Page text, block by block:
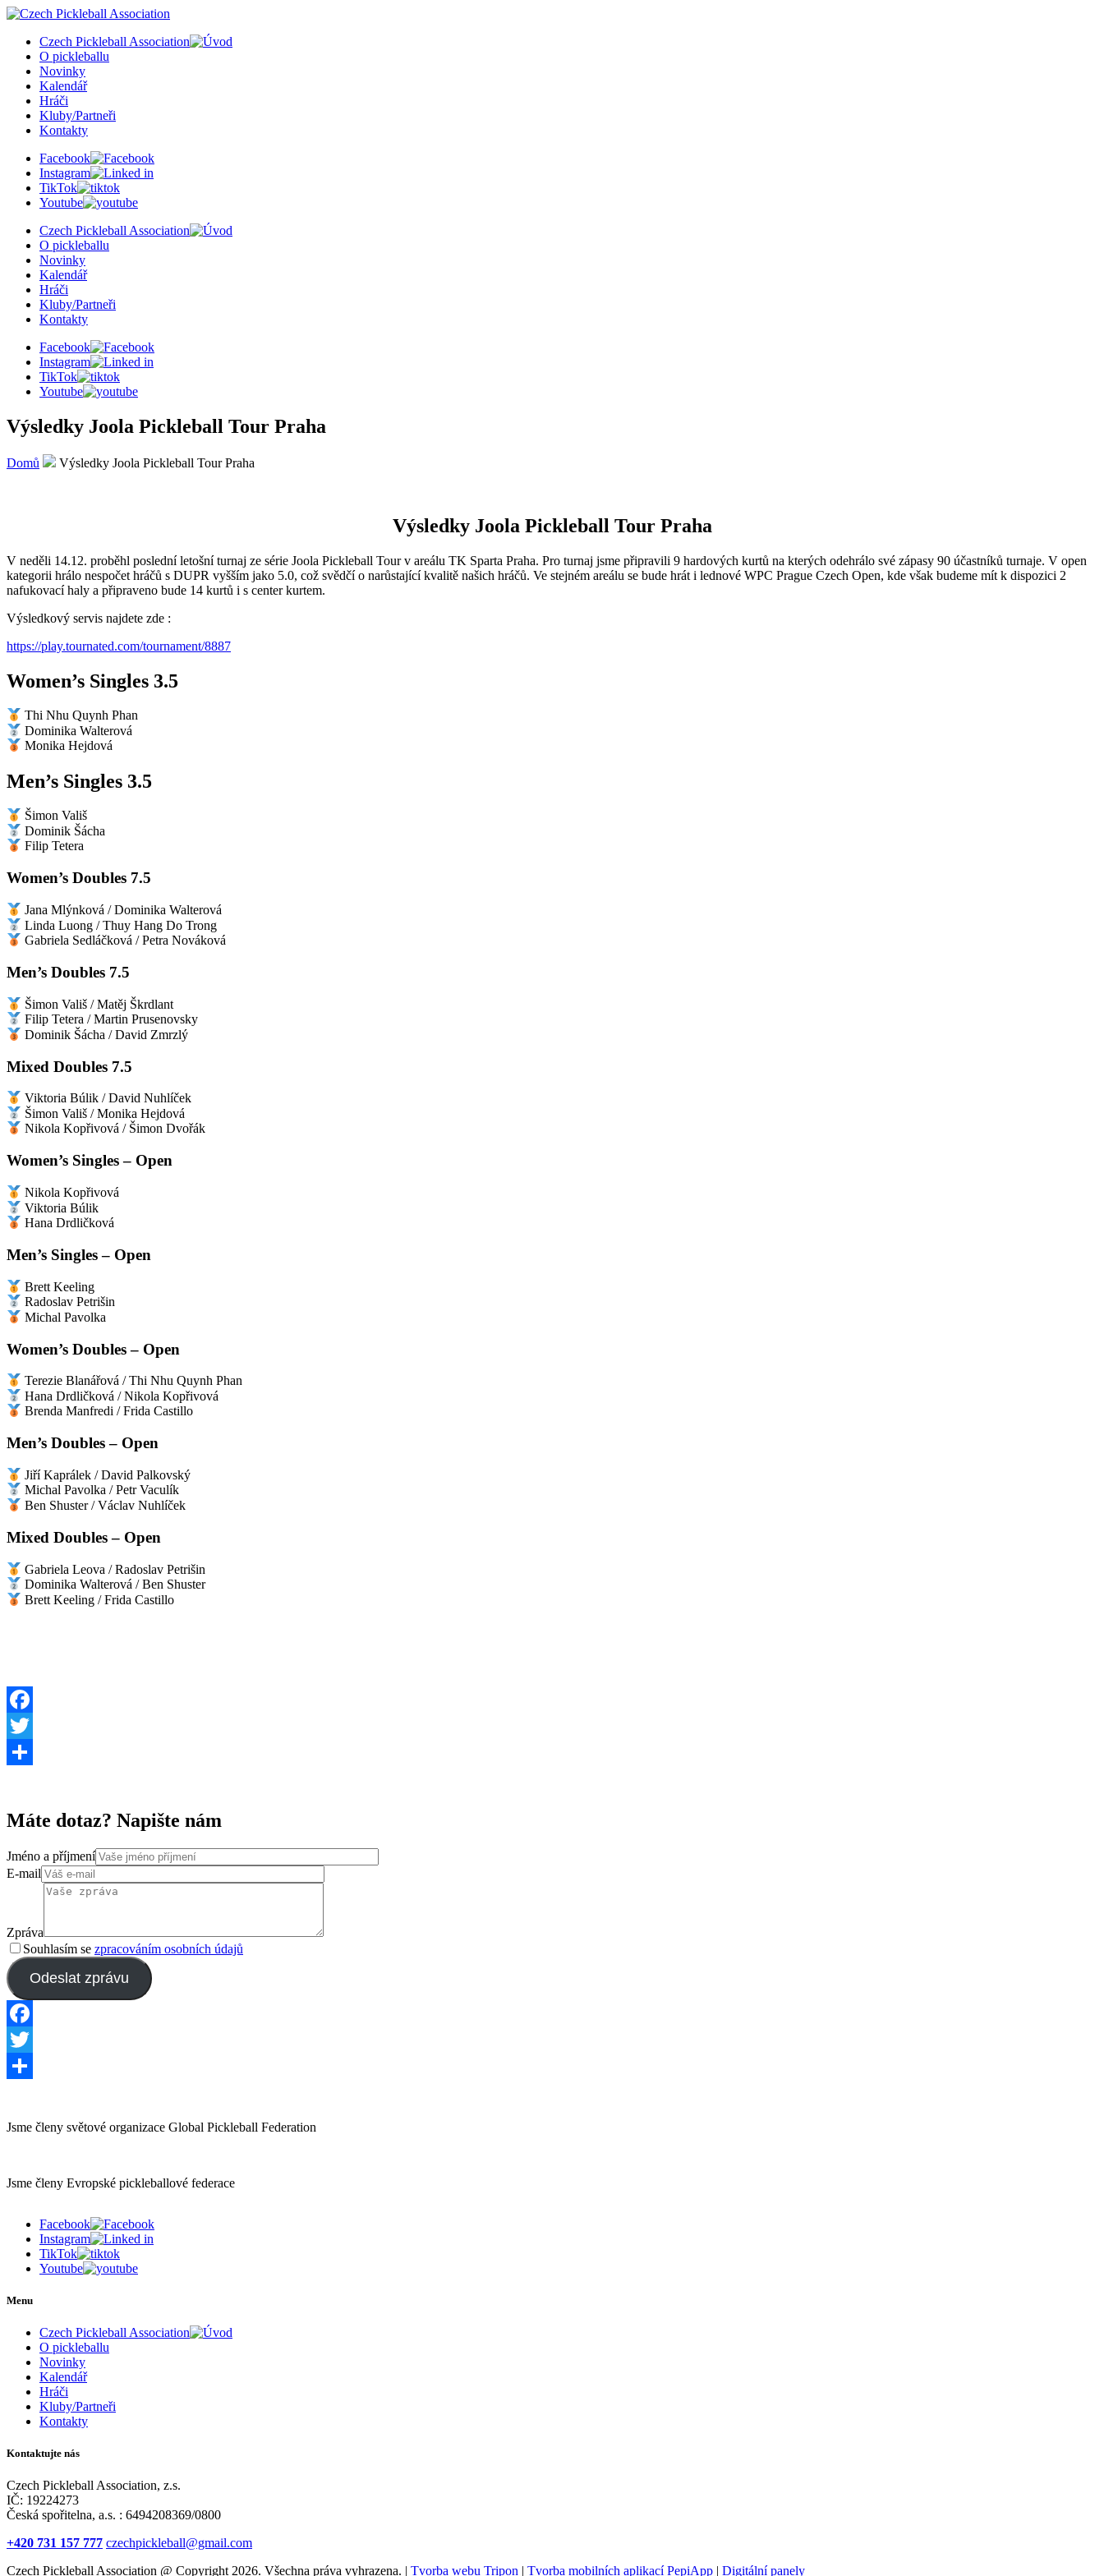
Czech Pickleball Association
O pickleballu
Novinky
Kalendář
Hráči
Kluby/Partneři
Kontakty
Facebook
Instagram
TikTok
Youtube
Czech Pickleball Association
O pickleballu
Novinky
Kalendář
Hráči
Kluby/Partneři
Kontakty
Facebook
Instagram
TikTok
Youtube
Výsledky Joola Pickleball Tour Praha
Domů Výsledky Joola Pickleball Tour Praha
Výsledky Joola Pickleball Tour Praha
V neděli 14.12. proběhl poslední letošní turnaj ze série Joola Pickleball Tour v areálu TK Sparta Praha. Pro turnaj jsme připravili 9 hardových kurtů na kterých odehrálo své zápasy 90 účastníků turnaje. V open
kategorii hrálo nespočet hráčů s DUPR vyšším jako 5.0, což svědčí o narůstající kvalitě našich hráčů. Ve stejném areálu se bude hrát i lednové WPC Prague Czech Open, kde však budeme mít k dispozici 2
nafukovací haly a připraveno bude 14 kurtů i s center kurtem.
Výsledkový servis najdete zde :
https://play.tournated.com/tournament/8887
Women’s Singles 3.5
Thi Nhu Quynh Phan
Dominika Walterová
Monika Hejdová
Men’s Singles 3.5
Šimon Vališ
Dominik Šácha
Filip Tetera
Women’s Doubles 7.5
Jana Mlýnková / Dominika Walterová
Linda Luong / Thuy Hang Do Trong
Gabriela Sedláčková / Petra Nováková
Men’s Doubles 7.5
Šimon Vališ / Matěj Škrdlant
Filip Tetera / Martin Prusenovsky
Dominik Šácha / David Zmrzlý
Mixed Doubles 7.5
Viktoria Búlik / David Nuhlíček
Šimon Vališ / Monika Hejdová
Nikola Kopřivová / Šimon Dvořák
Women’s Singles – Open
Nikola Kopřivová
Viktoria Búlik
Hana Drdličková
Men’s Singles – Open
Brett Keeling
Radoslav Petrišin
Michal Pavolka
Women’s Doubles – Open
Terezie Blanářová / Thi Nhu Quynh Phan
Hana Drdličková / Nikola Kopřivová
Brenda Manfredi / Frida Castillo
Men’s Doubles – Open
Jiří Kaprálek / David Palkovský
Michal Pavolka / Petr Vaculík
Ben Shuster / Václav Nuhlíček
Mixed Doubles – Open
Gabriela Leova / Radoslav Petrišin
Dominika Walterová / Ben Shuster
Brett Keeling / Frida Castillo
Facebook
Twitter
Máte dotaz? Napište nám
Jméno a příjmení
E-mail
Zpráva
Souhlasím se zpracováním osobních údajů
Odeslat zprávu
Facebook
Twitter
Jsme členy světové organizace Global Pickleball Federation
Jsme členy Evropské pickleballové federace
Facebook
Instagram
TikTok
Youtube
Menu
Czech Pickleball Association
O pickleballu
Novinky
Kalendář
Hráči
Kluby/Partneři
Kontakty
Kontaktujte nás
Czech Pickleball Association, z.s.
IČ: 19224273
Česká spořitelna, a.s. : 6494208369/0800
+420 731 157 777 czechpickleball@gmail.com
Czech Pickleball Association @ Copyright 2026. Všechna práva vyhrazena. | Tvorba webu Tripon | Tvorba mobilních aplikací PepiApp | Digitální panely